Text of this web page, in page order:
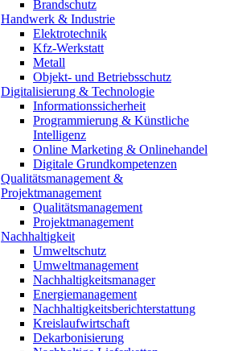
Brandschutz
Handwerk & Industrie
Elektrotechnik
Kfz-Werkstatt
Metall
Objekt- und Betriebsschutz
Digitalisierung & Technologie
Informationssicherheit
Programmierung & Künstliche
Intelligenz
Online Marketing & Onlinehandel
Digitale Grundkompetenzen
Qualitätsmanagement &
Projektmanagement
Qualitätsmanagement
Projektmanagement
Nachhaltigkeit
Umweltschutz
Umweltmanagement
Nachhaltigkeitsmanager
Energiemanagement
Nachhaltigkeitsberichterstattung
Kreislaufwirtschaft
Dekarbonisierung